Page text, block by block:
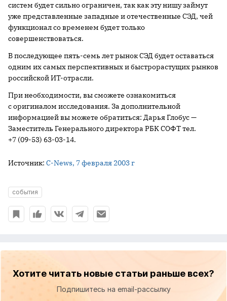
систем будет сильно ограничен, так как эту нишу займут
уже представленные западные и отечественные СЭД, чей
функционал со временем будет только
совершенствоваться.
В последующее пять-семь лет рынок СЭД будет оставаться
одним их самых перспективных и быстрорастущих рынков
российской ИТ-отрасли.
При необходимости, вы сможете ознакомиться
с оригиналом исследования. За дополнительной
информацией вы можете обратиться: Дарья Глобус —
Заместитель Генерального директора РБК СОФТ тел.
+7 (09-53) 63-03-14.
Источник: C-News, 7 февраля 2003 г
события
Хотите читать новые статьи раньше всех?
Подпишитесь на email-рассылку